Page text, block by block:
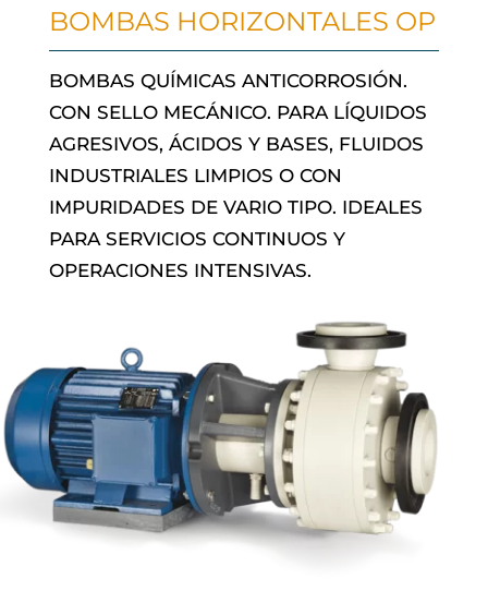
BOMBAS HORIZONTALES OP
BOMBAS QUÍMICAS ANTICORROSIÓN.
CON SELLO MECÁNICO. PARA LÍQUIDOS
AGRESIVOS, ÁCIDOS Y BASES, FLUIDOS
INDUSTRIALES LIMPIOS O CON
IMPURIDADES DE VARIO TIPO. IDEALES
PARA SERVICIOS CONTINUOS Y
OPERACIONES INTENSIVAS.